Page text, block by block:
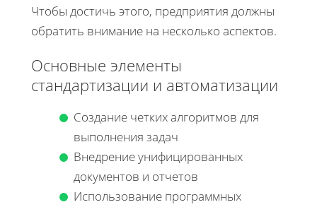
Чтобы достичь этого, предприятия должны
обратить внимание на несколько аспектов.
Основные элементы
стандартизации и автоматизации
Создание четких алгоритмов для
выполнения задач
Внедрение унифицированных
документов и отчетов
Использование программных